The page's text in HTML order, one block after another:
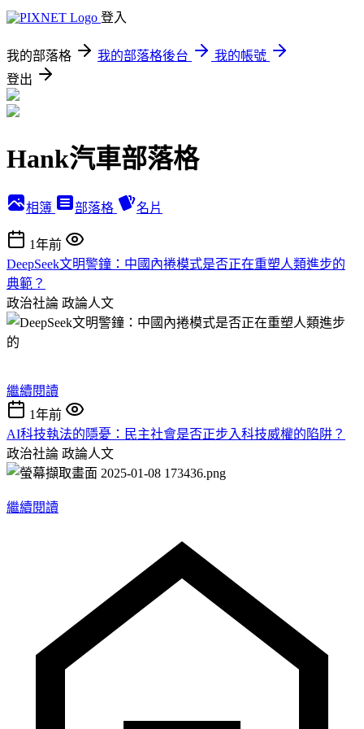
登入
我的部落格 我的部落格後台
我的帳號
登出
Hank汽車部落格
相簿 部落格 名片
1年前
DeepSeek文明警鐘：中國內捲模式是否正在重塑人類進步的
典範？
政治社論 政論人文
繼續閱讀
1年前
AI科技執法的隱憂：民主社會是否正步入科技威權的陷阱？
政治社論 政論人文
繼續閱讀